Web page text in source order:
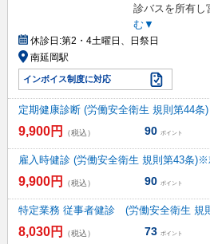
診バスを所有し
む▼
休診日:第2・4土曜日、日祭日
南延岡駅
インボイス制度に対応
定期健康診断 (労働安全衛生 規則第44条)
9,900円 （税込） 90 ポイント
雇入時健診 (労働安全衛生 規則第43条)※
9,900円 （税込） 90 ポイント
特定業務 従事者健診 (労働安全衛生 規
8,030円 （税込） 73 ポイント